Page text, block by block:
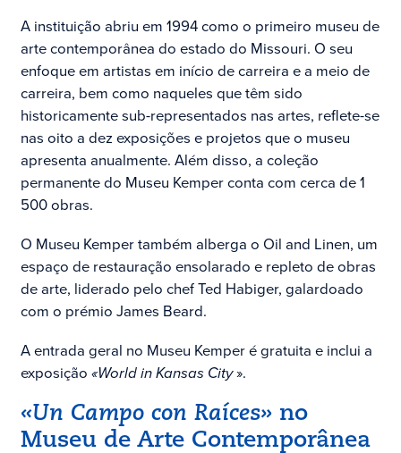
A instituição abriu em 1994 como o primeiro museu de
arte contemporânea do estado do Missouri. O seu
enfoque em artistas em início de carreira e a meio de
carreira, bem como naqueles que têm sido
historicamente sub-representados nas artes, reflete-se
nas oito a dez exposições e projetos que o museu
apresenta anualmente. Além disso, a coleção
permanente do Museu Kemper conta com cerca de 1
500 obras.
O Museu Kemper também alberga o Oil and Linen, um
espaço de restauração ensolarado e repleto de obras
de arte, liderado pelo chef Ted Habiger, galardoado
com o prémio James Beard.
A entrada geral no Museu Kemper é gratuita e inclui a
exposição «World in Kansas City».
«Un Campo con Raíces»no
Museu de Arte Contemporânea